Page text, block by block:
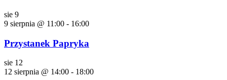
sie 9
9 sierpnia @ 11:00 - 16:00
Przystanek Papryka
sie 12
12 sierpnia @ 14:00 - 18:00